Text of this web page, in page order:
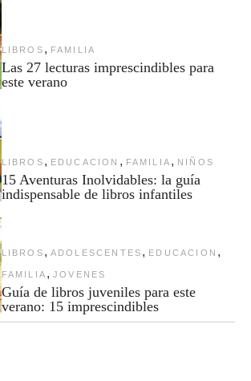
LIBROS , FAMILIA
Las 27 lecturas imprescindibles para
este verano
LIBROS , EDUCACION , FAMILIA , NIÑOS
15 Aventuras Inolvidables: la guía
indispensable de libros infantiles
LIBROS , ADOLESCENTES , EDUCACION ,
FAMILIA , JOVENES
Guía de libros juveniles para este
verano: 15 imprescindibles